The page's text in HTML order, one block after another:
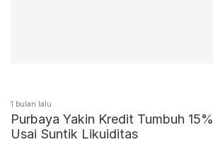
1 bulan lalu
Purbaya Yakin Kredit Tumbuh 15%
Usai Suntik Likuiditas